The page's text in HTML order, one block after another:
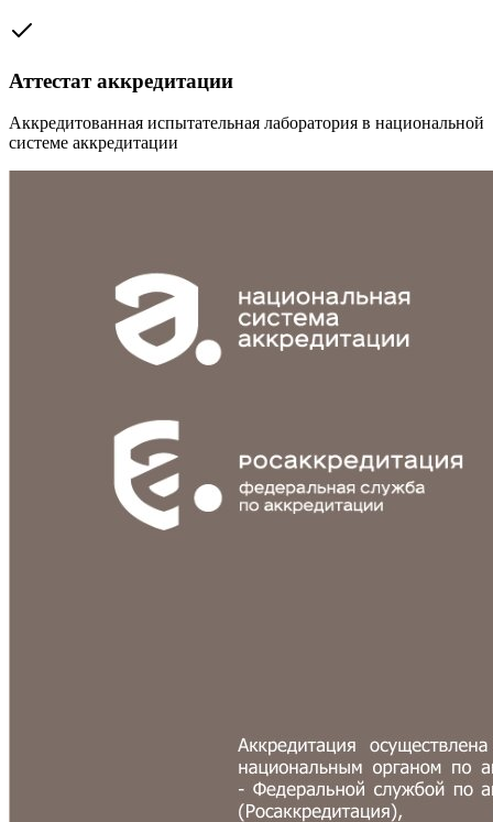
Аттестат аккредитации
Аккредитованная испытательная лаборатория в национальной
системе аккредитации